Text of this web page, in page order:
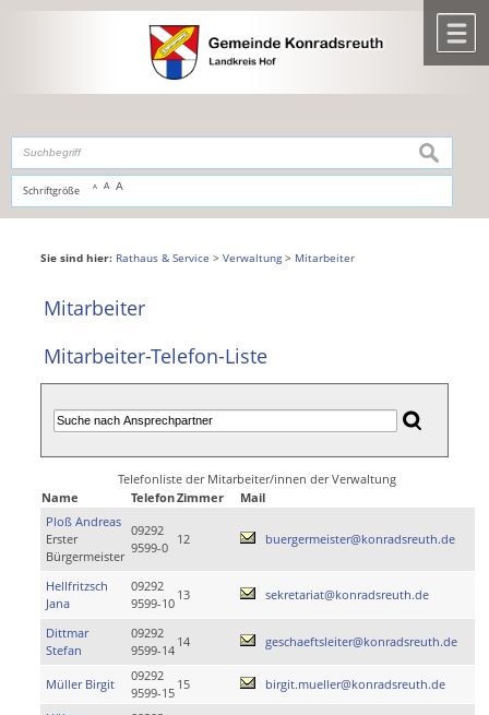
,zur Navigationoderzur Startseitespringen.
Schriftgröße A A A
suchen
Sie sind hier: Rathaus & Service > Verwaltung> Mitarbeiter
Mitarbeiter
Mitarbeiter-Telefon-Liste
Telefonliste der Mitarbeiter/innen der Verwaltung
Name
TelefonZimmer
Mail
Ploß Andreas
Erster
Bürgermeister
09292
9599-0
12 buergermeister@konradsreuth.de
Hellfritzsch
Jana
09292
9599-10
13 sekretariat@konradsreuth.de
Dittmar
Stefan
09292
9599-14
14 geschaeftsleiter@konradsreuth.de
Müller Birgit
09292
9599-15
15 birgit.mueller@konradsreuth.de